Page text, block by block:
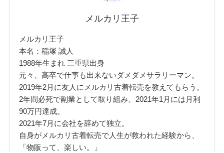
メルカリ王子
メルカリ王子
本名：稲塚 誠人
1988年生まれ 三重県出身
元々、高卒で仕事も出来ないダメダメサラリーマン。
2019年2月に友人にメルカリ古着転売を教えてもらう。
2年間必死で副業として取り組み、2021年1月には月利
90万円達成。
2021年7月に会社を辞めて独立。
自身がメルカリ古着転売で人生が救われた経験から、
「物販って、楽しい。」